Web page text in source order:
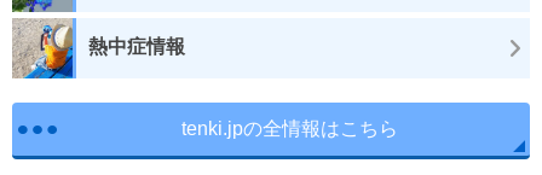
熱中症情報
tenki.jpの全情報はこちら